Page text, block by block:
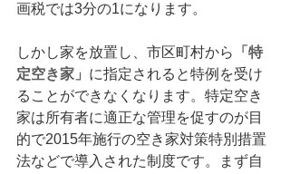
画税では3分の1になります。
しかし家を放置し、市区町村から
「特
定空き家」 に指定されると特例を受け
ることができなくなります。特定空き
家は所有者に適正な管理を促すのが目
的で2015年施行の空き家対策特別措置
法などで導入された制度です。まず自